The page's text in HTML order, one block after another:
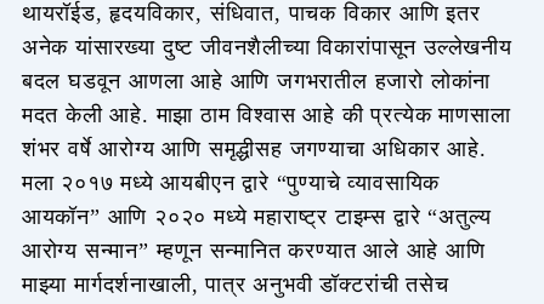
थायरॉईड, हृदयविकार, संधिवात, पाचक विकार आणि इतर
अनेक यांसारख्या दुष्ट जीवनशैलीच्या विकारांपासून उल्लेखनीय
बदल घडवून आणला आहे आणि जगभरातील हजारो लोकांना
मदत केली आहे. माझा ठाम विश्वास आहे की प्रत्येक माणसाला
शंभर वर्षे आरोग्य आणि समृद्धीसह जगण्याचा अधिकार आहे.
मला २०१७ मध्ये आयबीएन द्वारे “पुण्याचे व्यावसायिक
आयकॉन” आणि २०२० मध्ये महाराष्ट्र टाइम्स द्वारे “अतुल्य
आरोग्य सन्मान” म्हणून सन्मानित करण्यात आले आहे आणि
माझ्या मार्गदर्शनाखाली, पात्र अनुभवी डॉक्टरांची तसेच